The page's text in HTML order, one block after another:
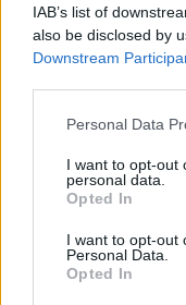
IAB’s list of
also be disclosed by
Downstream
Personal Data
I want to opt-out
personal data.
Opted In
I want to opt-out
Personal Data.
Opted In
την ενεργό
Γουίγκαν, στην
διάστημα και
1983.